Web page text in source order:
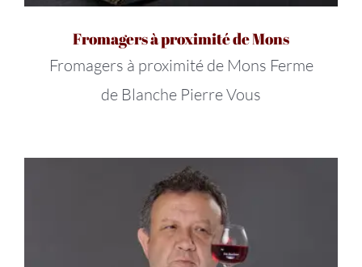
Fromagers à proximité de Mons
Fromagers à proximité de Mons Ferme
de Blanche Pierre Vous